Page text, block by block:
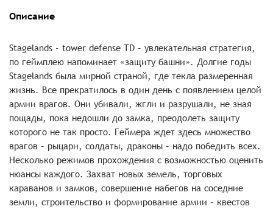
Описание
Stagelands - tower defense TD – увлекательная стратегия,
по геймплею напоминает «защиту башни». Долгие годы
Stagelands была мирной страной, где текла размеренная
жизнь. Все прекратилось в один день с появлением целой
армии врагов. Они убивали, жгли и разрушали, не зная
пощады, пока недошли до замка, преодолеть защиту
которого не так просто. Геймера ждет здесь множество
врагов – рыцари, солдаты, драконы – надо победить всех.
Несколько режимов прохождения с возможностью оценить
нюансы каждого. Захват новых земель, торговых
караванов и замков, совершение набегов на соседние
земли, строительство и формирование армии – квестов